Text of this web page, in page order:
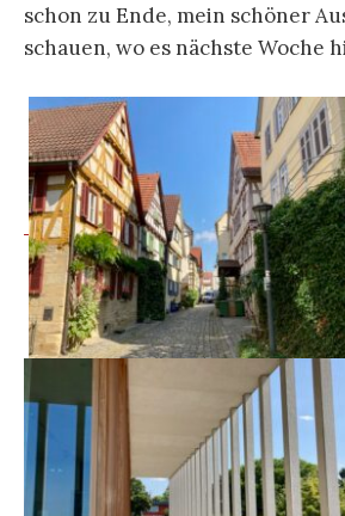
schon zu Ende, mein schöner
schauen, wo es nächste Woche